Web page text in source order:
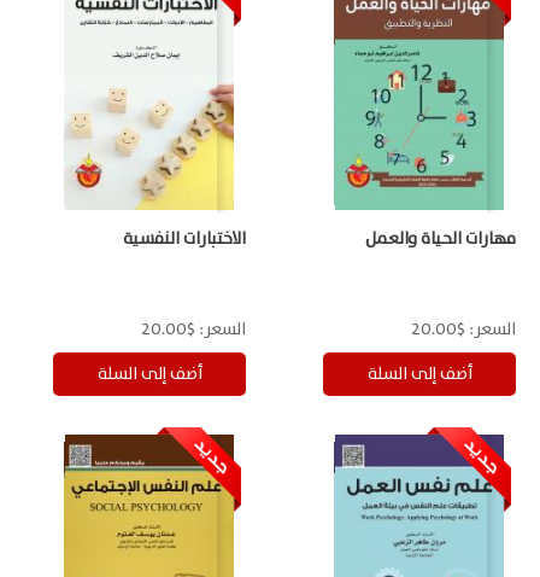
مهارات الحياة والعمل
السعر: $20.00
الاختبارات النفسية
السعر: $20.00